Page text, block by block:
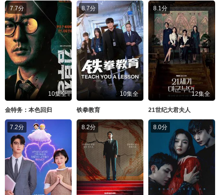
7.7分
10集全
金特务：本色回归
8.7分
10集全
铁拳教育
8.1分
12集全
21世纪大君夫人
7.2分 8.2分 8.0分